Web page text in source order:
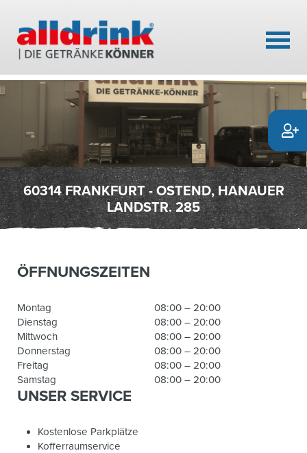
60314 FRANKFURT - OSTEND, HANAUER
LANDSTR. 285
ÖFFNUNGSZEITEN
Montag
08:00 – 20:00
Dienstag
08:00 – 20:00
Mittwoch
08:00 – 20:00
Donnerstag
08:00 – 20:00
Freitag
08:00 – 20:00
Samstag
08:00 – 20:00
UNSER SERVICE
Kostenlose Parkplätze
Kofferraumservice